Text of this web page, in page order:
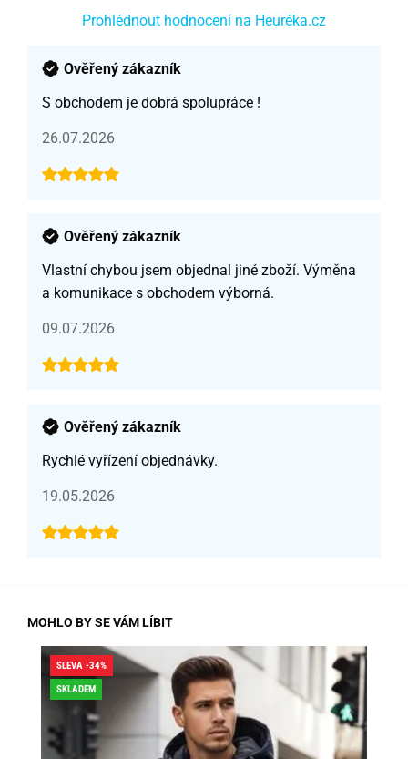
Prohlédnout hodnocení na Heuréka.cz
Ověřený zákazník
S obchodem je dobrá spolupráce !
26.07.2026
Ověřený zákazník
Vlastní chybou jsem objednal jiné zboží. Výměna
a komunikace s obchodem výborná.
09.07.2026
Ověřený zákazník
Rychlé vyřízení objednávky.
19.05.2026
MOHLO BY SE VÁM LÍBIT
SLEVA -34%
SKLADEM